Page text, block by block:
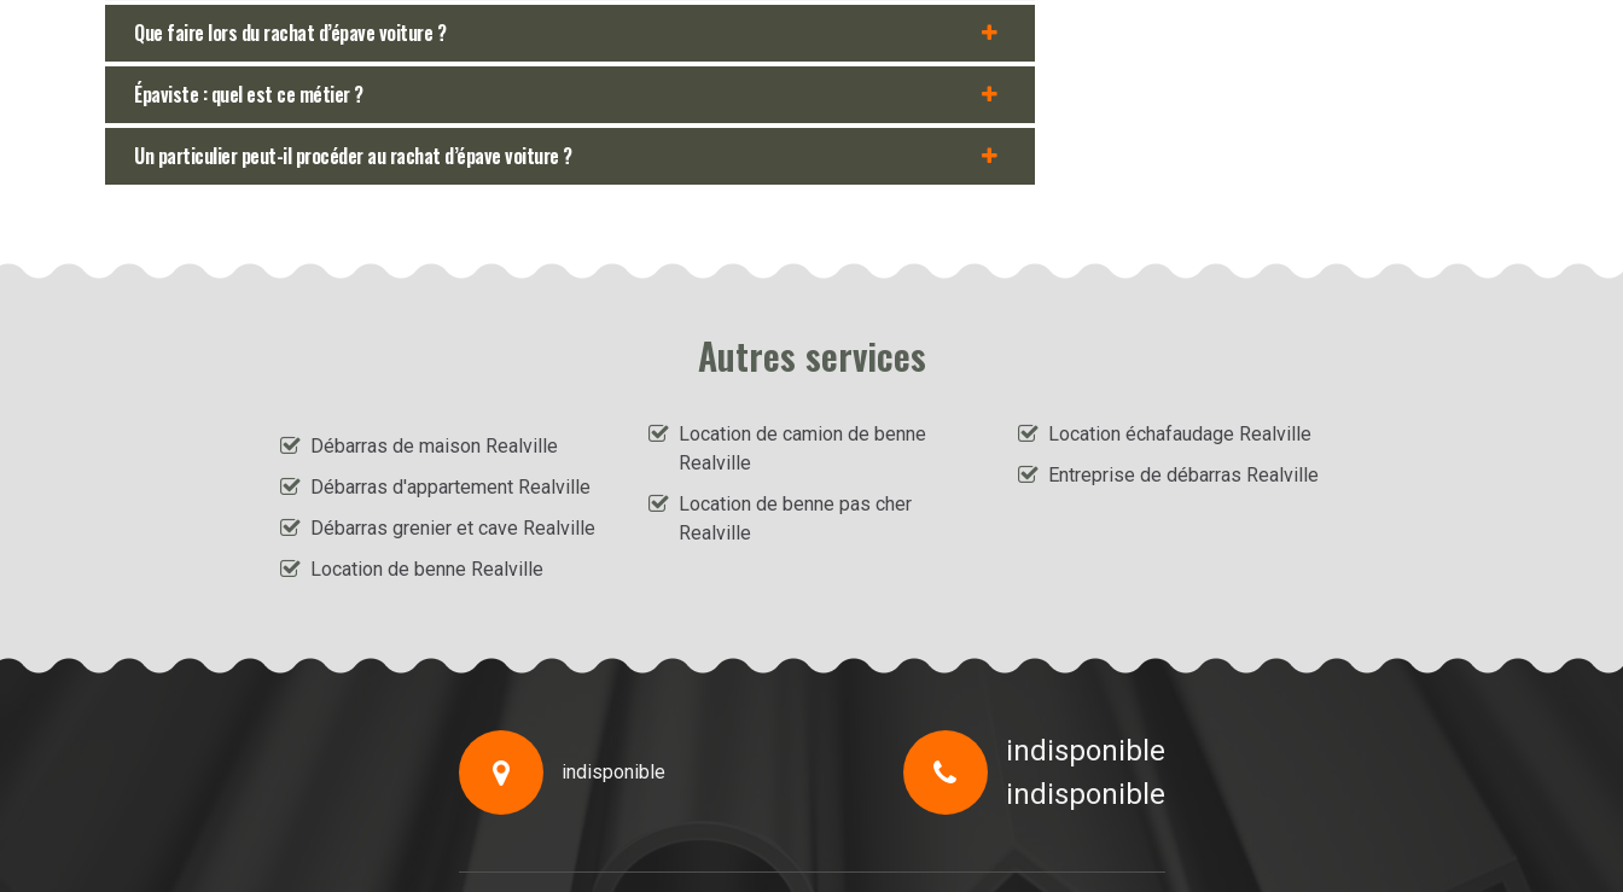
Que faire lors du rachat d’épave voiture ?
Épaviste : quel est ce métier ?
Un particulier peut-il procéder au rachat d’épave voiture ?
Autres services
Débarras de maison Realville
Débarras d'appartement Realville
Débarras grenier et cave Realville
Location de benne Realville
Location de camion de benne
Realville
Location de benne pas cher
Realville
Location échafaudage Realville
Entreprise de débarras Realville
indisponible
indisponible
indisponible